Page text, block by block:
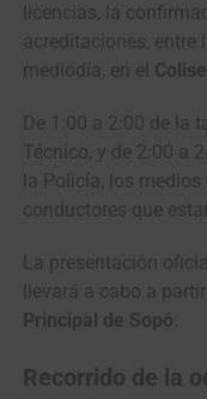
licencias, la
acreditaciones, entre
mediodía, en el
De 1:00 a 2:00 de la
Técnico, y de 2:00 a
la Policía, los
conductores que
La presentación
llevará a cabo a
Principal de Sopó
Recorrido de la